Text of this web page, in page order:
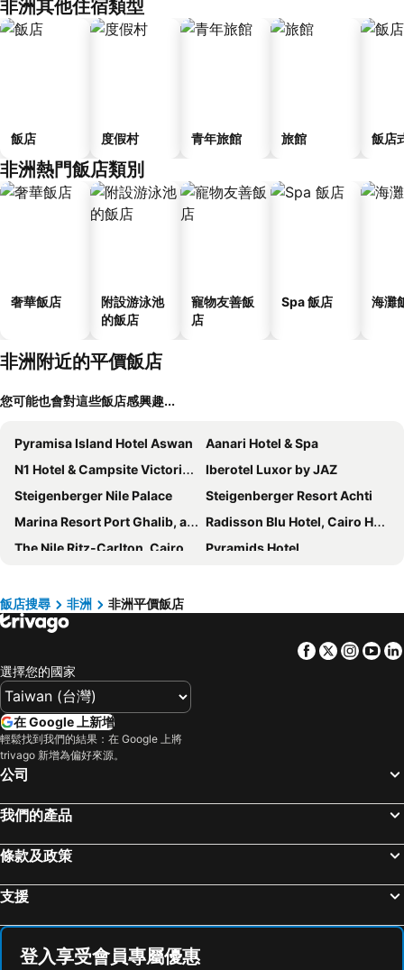
非洲其他住宿類型
飯店 度假村 青年旅館 旅館 飯店
非洲熱門飯店類別
奢華飯店
附設游泳池
的飯店
寵物友善飯
店
Spa 飯店 海灘
非洲附近的平價飯店
您可能也會對這些飯店感興趣...
Pyramisa Island Hotel Aswan
Aanari Hotel & Spa
N1 Hotel & Campsite Victoria Falls
Iberotel Luxor by JAZ
Steigenberger Nile Palace
Steigenberger Resort Achti
Marina Resort Port Ghalib, a member of Radisson Individuals
Radisson Blu Hotel, Cairo Heliopolis
The Nile Ritz-Carlton, Cairo
Pyramids Hotel
The President Hotel Cairo
Castello Beach Hotel
Le Méridien Cairo Airport
Hasdrubal Thalassa & Spa Port El Kantaoui
Kempinski Nile Hotel Cairo
Hotel Nesrine Hammamet
Hilton Garden Inn Mbabane
Le Battant Des Lames
Palais Médina Riad Resort
Intercontinental Hotels Citystars Cairo By Ihg
Prima Life Makadi
Thabraca Thalasso & Diving
The Mora Sahara Tozeur
Coco de Mer Hotel and Black Parrot Suites
飯店搜尋 非洲 非洲平價飯店
Facebook
Twitter
選擇您的國家
在 Google 上新增
輕鬆找到我們的結果：在 Google 上將
trivago 新增為偏好來源。
公司
我們的產品
條款及政策
支援
登入享受會員專屬優惠